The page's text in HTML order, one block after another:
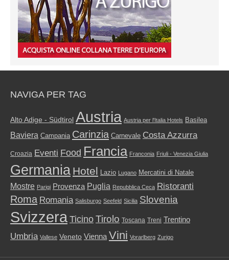
NAVIGA PER TAG
Alto Adige - Südtirol Austria Austria per l'Italia Hotels Basilea
Baviera Campania Carinzia Carnevale Costa Azzurra
Croazia Eventi Food Francia Franconia Friuli - Venezia Giulia
Germania Hotel Lazio Lugano Mercatini di Natale
Mostre Parigi Provenza Puglia Repubblica Ceca Ristoranti
Roma Romania Salisburgo Seefeld Sicilia Slovenia
Svizzera Ticino Tirolo Toscana Treni Trentino
Umbria Vallese Veneto Vienna Vini Vorarlberg Zurigo